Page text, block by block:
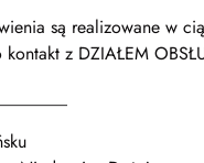
są realizowane w
z DZIAŁEM